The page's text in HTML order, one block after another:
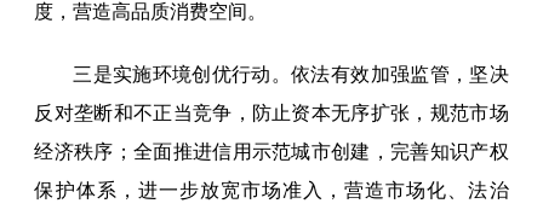
度，营造高品质消费空间。
三是实施环境创优行动。依法有效加强监管，坚决
反对垄断和不正当竞争，防止资本无序扩张，规范市场
经济秩序；全面推进信用示范城市创建，完善知识产权
保护体系，进一步放宽市场准入，营造市场化、法治